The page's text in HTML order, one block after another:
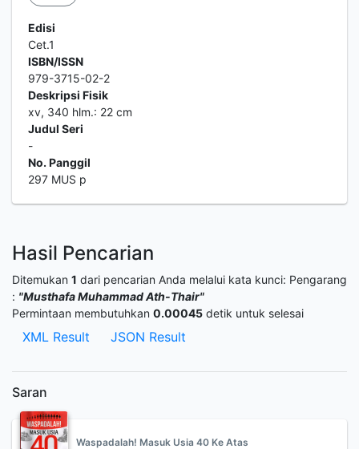
Edisi
Cet.1
ISBN/ISSN
979-3715-02-2
Deskripsi Fisik
xv, 340 hlm.: 22 cm
Judul Seri
-
No. Panggil
297 MUS p
Hasil Pencarian
Ditemukan 1 dari pencarian Anda melalui kata kunci: Pengarang
: "Musthafa Muhammad Ath-Thair"
Permintaan membutuhkan 0.00045 detik untuk selesai
XML Result JSON Result
Saran
Waspadalah! Masuk Usia 40 Ke Atas